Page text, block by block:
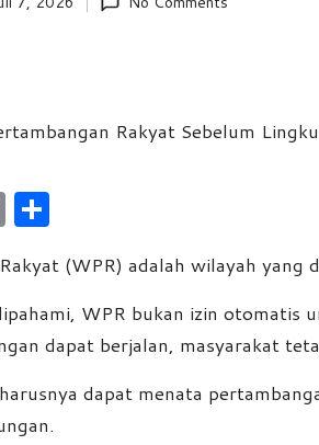
C
o
p
y
Li
n
k
h
ar
e
(WPR) adalah wilayah
WPR bukan izin otomatis
dapat berjalan, masyarakat
dapat menata